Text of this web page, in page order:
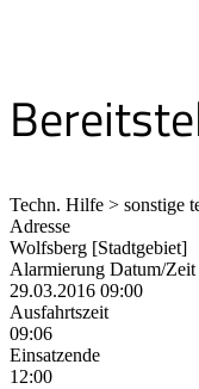
Techn. Hilfe > sonstige
Adresse
Wolfsberg [Stadtgebiet]
Alarmierung Datum/Zeit
29.03.2016 09:00
Ausfahrtszeit
09:06
Einsatzende
12:00